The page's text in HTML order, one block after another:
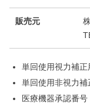
販売元
単回使用視力補
単回使用非視力
医療機器承認番